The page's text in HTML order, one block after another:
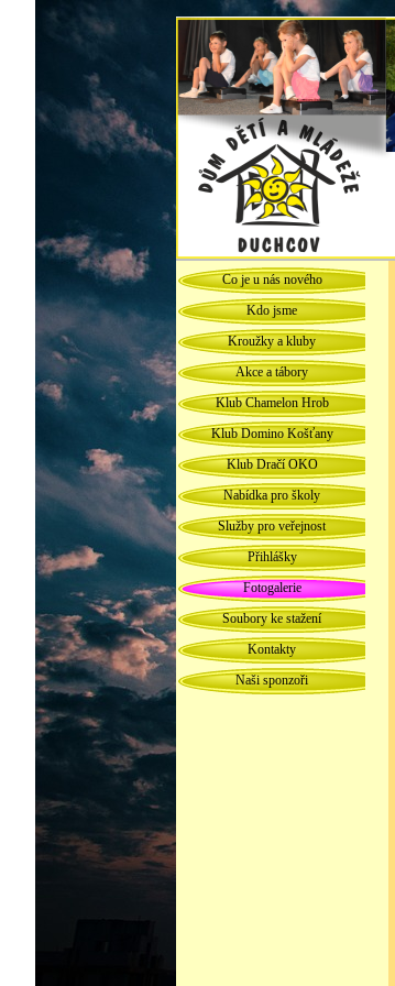
Co je u nás nového
Kdo jsme
Kroužky a kluby
Akce a tábory
Klub Chamelon Hrob
Klub Domino Košťany
Klub Dračí OKO
Nabídka pro školy
Služby pro veřejnost
Přihlášky
Fotogalerie
Soubory ke stažení
Kontakty
Naši sponzoři